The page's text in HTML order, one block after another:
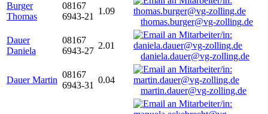
Burger
Thomas
08167
6943-21
1.09
thomas.burger@vg-zolling.de
Dauer
Daniela
08167
6943-27
2.01
daniela.dauer@vg-zolling.de
Dauer Martin
08167
6943-31
0.04
martin.dauer@vg-zolling.de